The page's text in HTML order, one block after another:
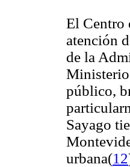
El Centro
atención
de la
Ministerio
público,
Sayago
urbana(12